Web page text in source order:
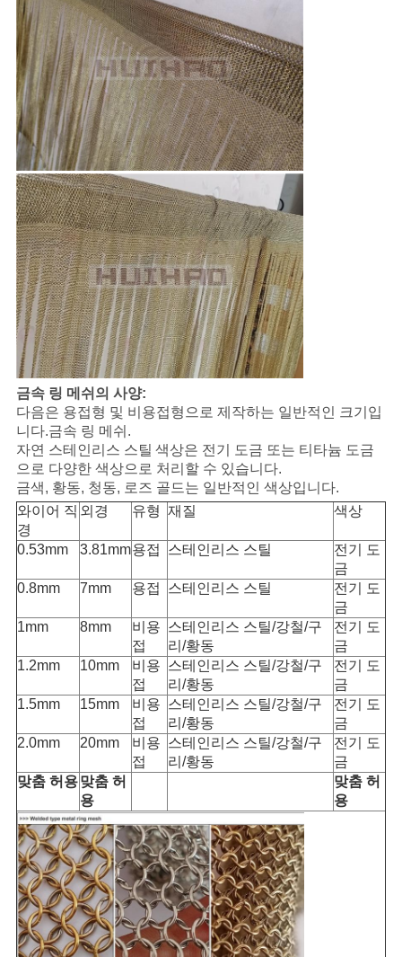
금속 링 메쉬의 사양:
다음은 용접형 및 비용접형으로 제작하는 일반적인 크기입
니다.금속 링 메쉬.
자연 스테인리스 스틸 색상은 전기 도금 또는 티타늄 도금
으로 다양한 색상으로 처리할 수 있습니다.
금색, 황동, 청동, 로즈 골드는 일반적인 색상입니다.
와이어 직
경
외경 유형 재질 색상
0.53mm 3.81mm용접 스테인리스 스틸
전기 도
금
0.8mm
7mm 용접 스테인리스 스틸
전기 도
금
1mm
8mm
비용
접
스테인리스 스틸/강철/구
리/황동
전기 도
금
1.2mm
10mm
비용
접
스테인리스 스틸/강철/구
리/황동
전기 도
금
1.5mm
15mm
비용
접
스테인리스 스틸/강철/구
리/황동
전기 도
금
2.0mm
20mm
비용
접
스테인리스 스틸/강철/구
리/황동
전기 도
금
맞춤 허용맞춤 허
용
맞춤 허
용